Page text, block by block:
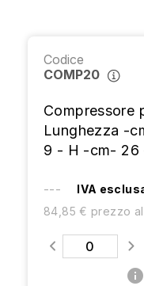
Codice
COMP20
Compressore
Lunghezza -
9 - H -cm- 26
---
IVA
84,85 € prezzo
info